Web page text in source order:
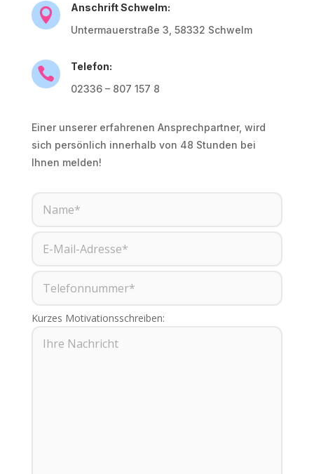

Anschrift Schwelm:
Untermauerstraße 3, 58332 Schwelm

Telefon:
02336 – 807 157 8
Einer unserer erfahrenen Ansprechpartner, wird
sich persönlich innerhalb von 48 Stunden bei
Ihnen melden!
Kurzes Motivationsschreiben: